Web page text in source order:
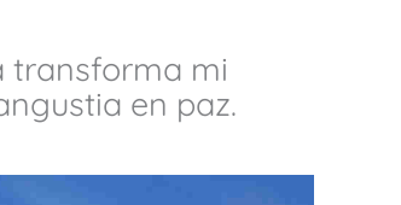
transforma mi
en paz.